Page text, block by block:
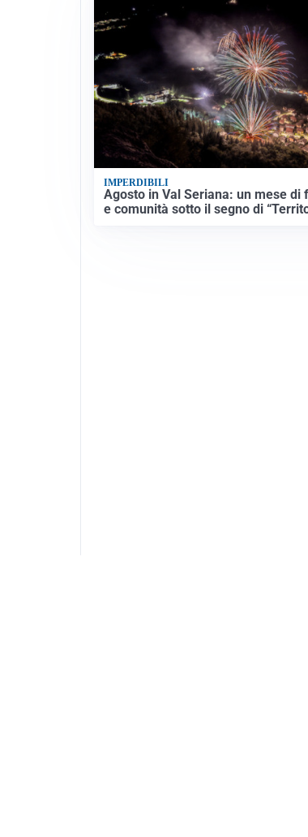
IMPERDIBILI
Agosto in Val Seriana: un mese di
e comunità sotto il segno di